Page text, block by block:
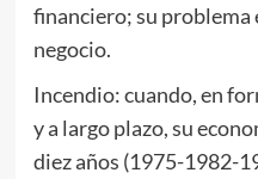
financiero; su problema
negocio.
Incendio: cuando, en
y a largo plazo, su
diez años (1975-1982-